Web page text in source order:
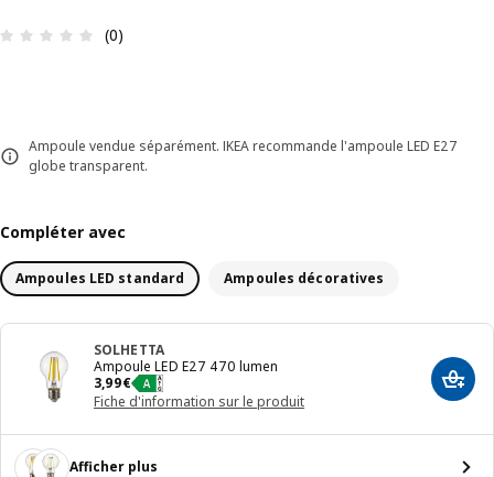
Avis: 0 sur 5 étoiles Nombre total d'avis: 0
(0)
Ampoule vendue séparément. IKEA recommande l'ampoule LED E27
globe transparent.
Compléter avec
Ampoules LED standard Ampoules décoratives
SOLHETTA
Ampoule LED E27 470 lumen
3,99€
Prix 3,99€
Fiche d'information sur le produit
Afficher plus